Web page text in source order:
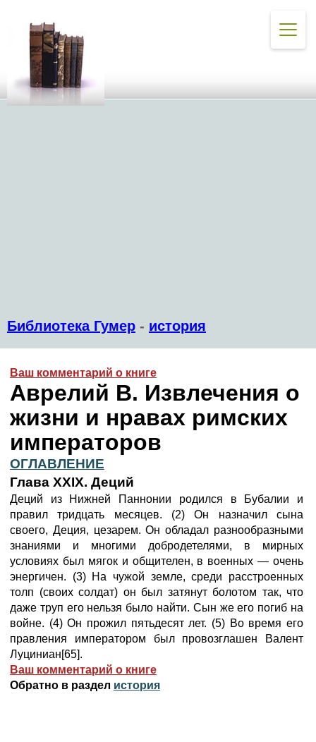
Библиотека Гумер - история
Ваш комментарий о книге
Аврелий В. Извлечения о
жизни и нравах римских
императоров
ОГЛАВЛЕНИЕ
Глава XXIX. Деций
Деций из Нижней Паннонии родился в Бубалии и
правил тридцать месяцев. (2) Он назначил сына
своего, Деция, цезарем. Он обладал разнообразными
знаниями и многими добродетелями, в мирных
условиях был мягок и общителен, в военных — очень
энергичен. (3) На чужой земле, среди расстроенных
толп (своих солдат) он был затянут болотом так, что
даже труп его нельзя было найти. Сын же его погиб на
войне. (4) Он прожил пятьдесят лет. (5) Во время его
правления императором был провозглашен Валент
Луциниан[65].
Ваш комментарий о книге
Обратно в раздел история